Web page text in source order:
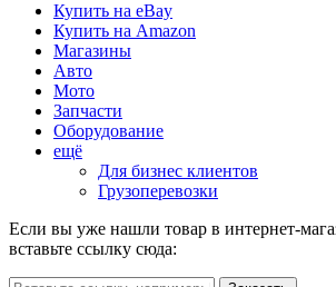
Купить на eBay
Купить на Amazon
Магазины
Авто
Мото
Запчасти
Оборудование
ещё
Для бизнес клиентов
Грузоперевозки
Если вы уже нашли товар в интернет-
вставьте ссылку сюда: